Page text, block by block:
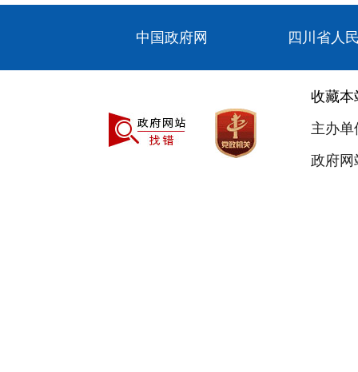
中国政府网 四川省人
收藏本
主办
政府网